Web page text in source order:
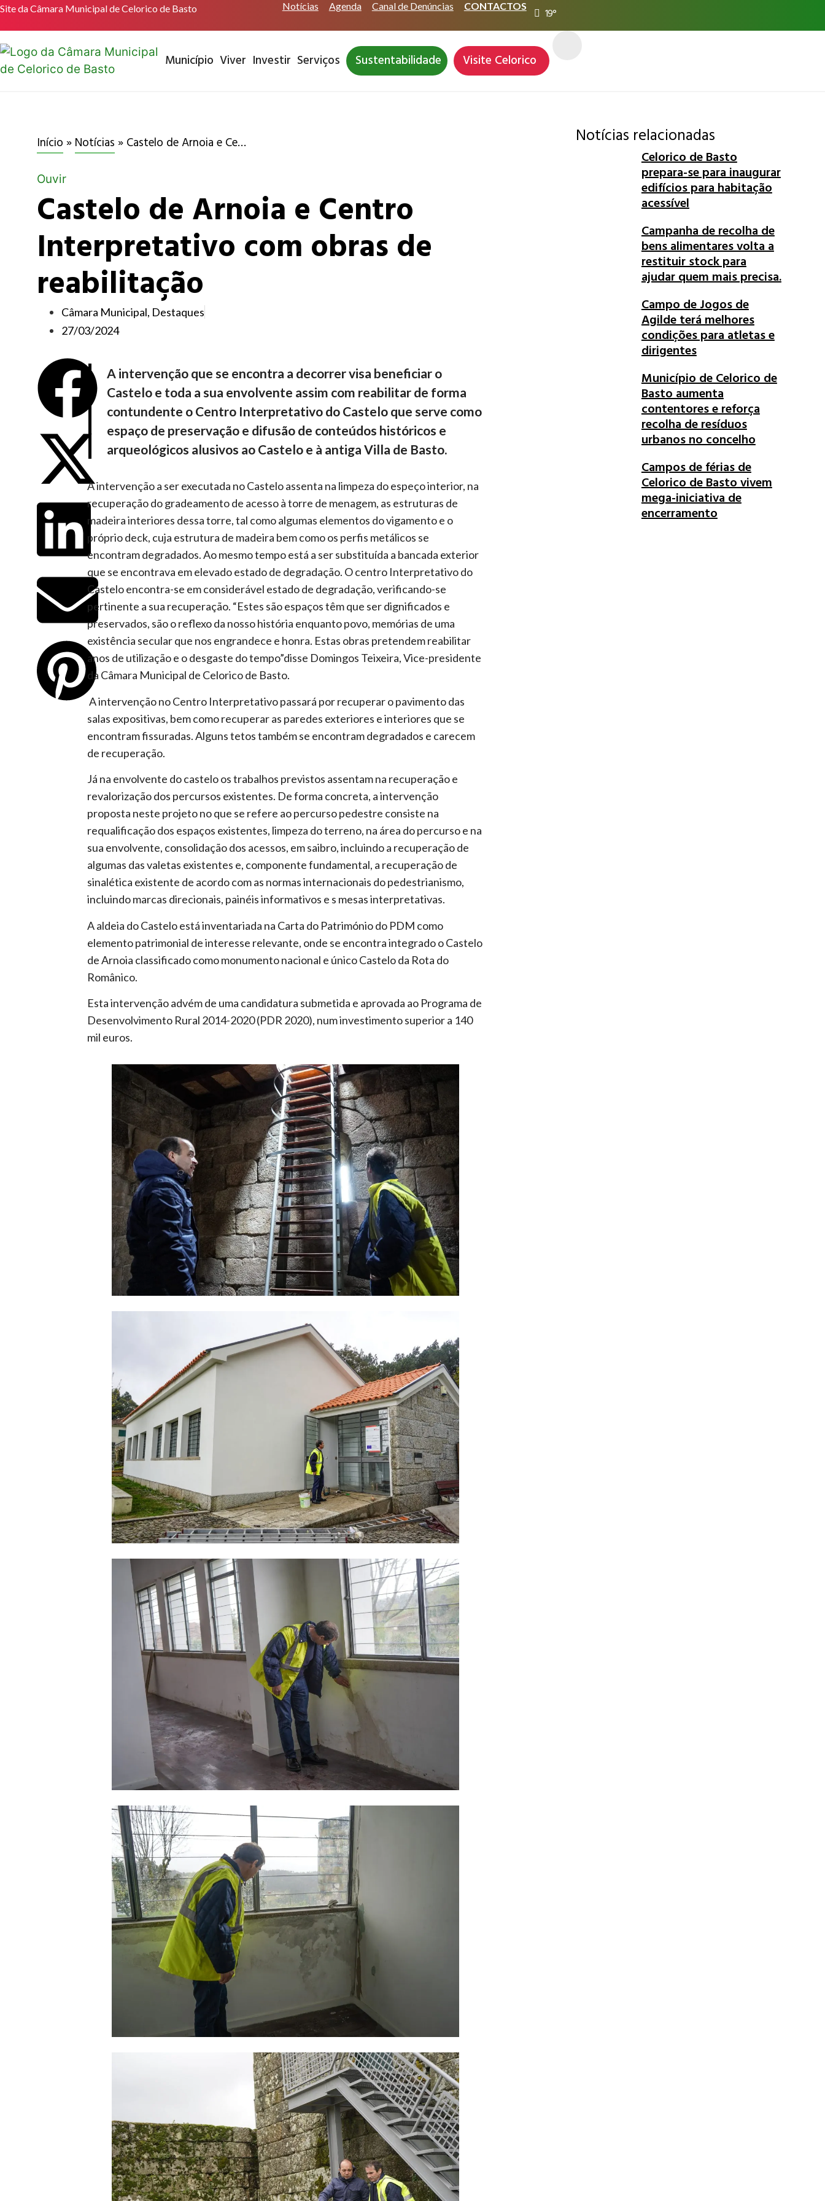
Site da Câmara Municipal de Celorico de Basto Notícias Agenda Canal de Denúncias CONTACTOS
19°
Município Viver Investir Serviços Sustentabilidade Visite Celorico
Início » Notícias » Castelo de Arnoia e Centro Interpretativo com obras de reabilitação
Ouvir
Castelo de Arnoia e Centro
Interpretativo com obras de
reabilitação
Câmara Municipal, Destaques
27/03/2024
A intervenção que se encontra a decorrer visa beneficiar o
Castelo e toda a sua envolvente assim com reabilitar de forma
contundente o Centro Interpretativo do Castelo que serve como
espaço de preservação e difusão de conteúdos históricos e
arqueológicos alusivos ao Castelo e à antiga Villa de Basto.
A intervenção a ser executada no Castelo assenta na limpeza do espeço interior, na
recuperação do gradeamento de acesso à torre de menagem, as estruturas de
madeira interiores dessa torre, tal como algumas elementos do vigamento e o
próprio deck, cuja estrutura de madeira bem como os perfis metálicos se
encontram degradados. Ao mesmo tempo está a ser substituída a bancada exterior
que se encontrava em elevado estado de degradação. O centro Interpretativo do
Castelo encontra-se em considerável estado de degradação, verificando-se
pertinente a sua recuperação. “Estes são espaços têm que ser dignificados e
preservados, são o reflexo da nosso história enquanto povo, memórias de uma
existência secular que nos engrandece e honra. Estas obras pretendem reabilitar
anos de utilização e o desgaste do tempo”disse Domingos Teixeira, Vice-presidente
da Câmara Municipal de Celorico de Basto.
A intervenção no Centro Interpretativo passará por recuperar o pavimento das
salas expositivas, bem como recuperar as paredes exteriores e interiores que se
encontram fissuradas. Alguns tetos também se encontram degradados e carecem
de recuperação.
Já na envolvente do castelo os trabalhos previstos assentam na recuperação e
revalorização dos percursos existentes. De forma concreta, a intervenção
proposta neste projeto no que se refere ao percurso pedestre consiste na
requalificação dos espaços existentes, limpeza do terreno, na área do percurso e na
sua envolvente, consolidação dos acessos, em saibro, incluindo a recuperação de
algumas das valetas existentes e, componente fundamental, a recuperação de
sinalética existente de acordo com as normas internacionais do pedestrianismo,
incluindo marcas direcionais, painéis informativos e s mesas interpretativas.
A aldeia do Castelo está inventariada na Carta do Património do PDM como
elemento patrimonial de interesse relevante, onde se encontra integrado o Castelo
de Arnoia classificado como monumento nacional e único Castelo da Rota do
Românico.
Esta intervenção advém de uma candidatura submetida e aprovada ao Programa de
Desenvolvimento Rural 2014-2020 (PDR 2020), num investimento superior a 140
mil euros.
Notícias relacionadas
Celorico de Basto
prepara-se para inaugurar
edifícios para habitação
acessível
Campanha de recolha de
bens alimentares volta a
restituir stock para
ajudar quem mais precisa.
Campo de Jogos de
Agilde terá melhores
condições para atletas e
dirigentes
Município de Celorico de
Basto aumenta
contentores e reforça
recolha de resíduos
urbanos no concelho
Campos de férias de
Celorico de Basto vivem
mega-iniciativa de
encerramento